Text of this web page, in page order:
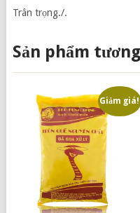
Trân trọng./.
Sản phẩm
Giảm giá!